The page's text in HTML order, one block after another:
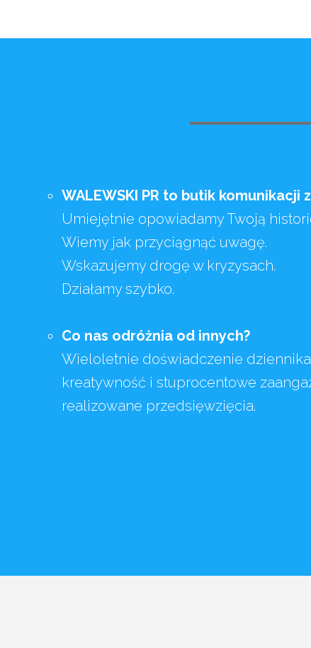
WALEWSKI PR to butik komunikacji
Umiejętnie opowiadamy Twoją
Wiemy jak przyciągnąć uwagę.
Wskazujemy drogę w kryzysach.
Działamy szybko.
Co nas odróżnia od innych?
Wieloletnie doświadczenie
kreatywność i stuprocentowe
realizowane przedsięwzięcia.